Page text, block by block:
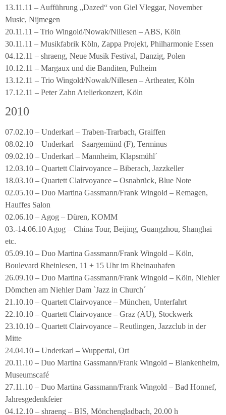
13.11.11 – Aufführung „Dazed“ von Giel Vleggar, November
Music, Nijmegen
20.11.11 – Trio Wingold/Nowak/Nillesen – ABS, Köln
30.11.11 – Musikfabrik Köln, Zappa Projekt, Philharmonie Essen
04.12.11 – shraeng, Neue Musik Festival, Danzig, Polen
10.12.11 – Margaux und die Banditen, Pulheim
13.12.11 – Trio Wingold/Nowak/Nillesen – Artheater, Köln
17.12.11 – Peter Zahn Atelierkonzert, Köln
2010
07.02.10 – Underkarl – Traben-Trarbach, Graiffen
08.02.10 – Underkarl – Saargemünd (F), Terminus
09.02.10 – Underkarl – Mannheim, Klapsmühl´
12.03.10 – Quartett Clairvoyance – Biberach, Jazzkeller
18.03.10 – Quartett Clairvoyance – Osnabrück, Blue Note
02.05.10 – Duo Martina Gassmann/Frank Wingold – Remagen,
Hauffes Salon
02.06.10 – Agog – Düren, KOMM
03.-14.06.10 Agog – China Tour, Beijing, Guangzhou, Shanghai
etc.
05.09.10 – Duo Martina Gassmann/Frank Wingold – Köln,
Boulevard Rheinlesen, 11 + 15 Uhr im Rheinauhafen
26.09.10 – Duo Martina Gassmann/Frank Wingold – Köln, Niehler
Dömchen am Niehler Dam `Jazz in Church´
21.10.10 – Quartett Clairvoyance – München, Unterfahrt
22.10.10 – Quartett Clairvoyance – Graz (AU), Stockwerk
23.10.10 – Quartett Clairvoyance – Reutlingen, Jazzclub in der
Mitte
24.04.10 – Underkarl – Wuppertal, Ort
20.11.10 – Duo Martina Gassmann/Frank Wingold – Blankenheim,
Museumscafé
27.11.10 – Duo Martina Gassmann/Frank Wingold – Bad Honnef,
Jahresgedenkfeier
04.12.10 – shraeng – BIS, Mönchengladbach, 20.00 h